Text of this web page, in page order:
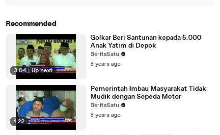
Recommended
3:04 | Up next
Golkar Beri Santunan kepada 5.000
Anak Yatim di Depok
BeritaSatu
8 years ago
1:22
Pemerintah Imbau Masyarakat Tidak
Mudik dengan Sepeda Motor
BeritaSatu
8 years ago